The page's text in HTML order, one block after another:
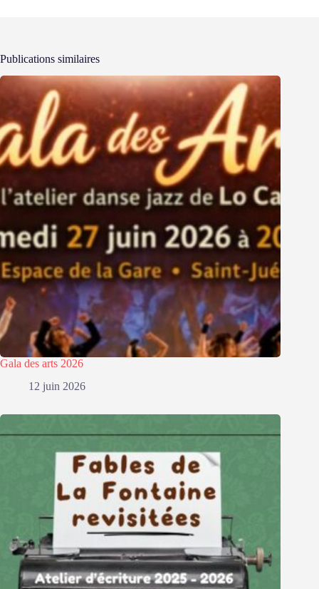
Publications similaires
Gala des arts 2026
12 juin 2026